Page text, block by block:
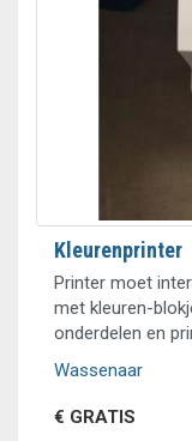
Kleurenprinter
Printer moet
met kleuren-
onderdelen en
Wassenaar
€ GRATIS